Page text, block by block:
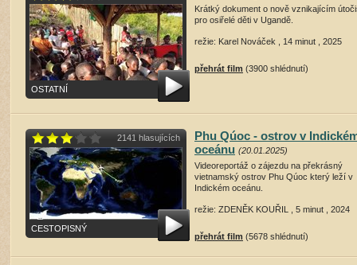
přehrát film (1536 shlédnutí)
OSTATNÍ
Krátký dokument o nově vznikajícím
pro osiřelé děti v Ugandě.
režie: Karel Nováček , 14 minut , 2025
přehrát film (3900 shlédnutí)
2141 hlasujících
CESTOPISNÝ
Phu Qúoc - ostrov v
oceánu (20.01.2025)
Videoreportáž o zájezdu na překrásný
vietnamský ostrov Phu Qúoc který leží v
Indickém oceánu.
režie: ZDENĚK KOUŘIL , 5 minut , 2024
přehrát film (5678 shlédnutí)